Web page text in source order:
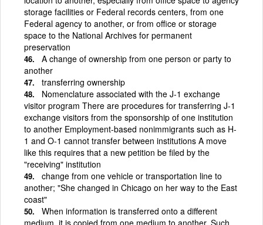
storage facilities or Federal records centers, from one
Federal agency to another, or from office or storage
space to the National Archives for permanent
preservation
A change of ownership from one person or party to
another
transferring ownership
Nomenclature associated with the J-1 exchange
visitor program There are procedures for transferring J-1
exchange visitors from the sponsorship of one institution
to another Employment-based nonimmigrants such as H-
1 and O-1 cannot transfer between institutions A move
like this requires that a new petition be filed by the
"receiving" institution
change from one vehicle or transportation line to
another; "She changed in Chicago on her way to the East
coast"
When information is transferred onto a different
medium, it is copied from one medium to another. Such